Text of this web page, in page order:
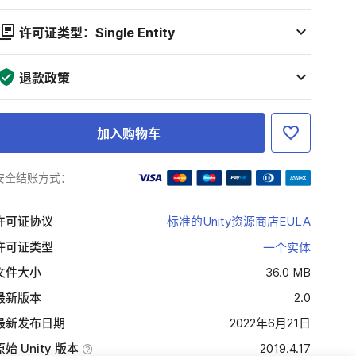
许可证类型：Single Entity
退款政策
加入购物车
全结账方式：
可证协议
标准的Unity资源商店EULA
可证类型
一个实体
件大小
36.0 MB
新版本
2.0
新发布日期
2022年6月21日
始 Unity 版本
2019.4.17